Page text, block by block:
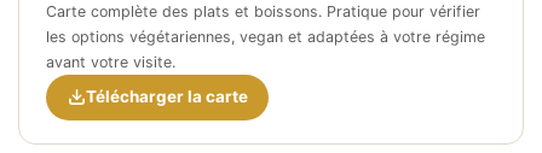
Carte complète des plats et boissons. Pratique pour vérifier
les options végétariennes, vegan et adaptées à votre régime
avant votre visite.
Télécharger la carte